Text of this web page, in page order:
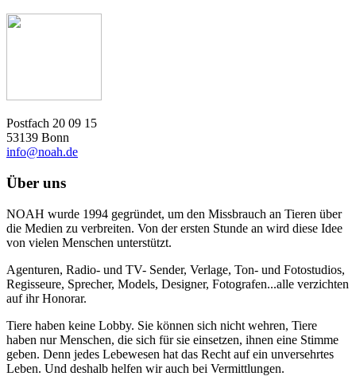
Postfach 20 09 15
53139 Bonn
info@noah.de
Über uns
NOAH wurde 1994 gegründet, um den Missbrauch an Tieren über
die Medien zu verbreiten. Von der ersten Stunde an wird diese Idee
von vielen Menschen unterstützt.
Agenturen, Radio- und TV- Sender, Verlage, Ton- und Fotostudios,
Regisseure, Sprecher, Models, Designer, Fotografen...alle verzichten
auf ihr Honorar.
Tiere haben keine Lobby. Sie können sich nicht wehren, Tiere
haben nur Menschen, die sich für sie einsetzen, ihnen eine Stimme
geben. Denn jedes Lebewesen hat das Recht auf ein unversehrtes
Leben. Und deshalb helfen wir auch bei Vermittlungen.